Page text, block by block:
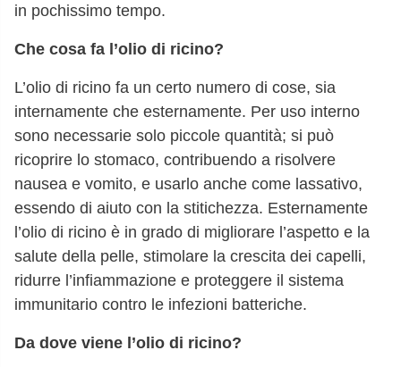
in pochissimo tempo.
Che cosa fa l’olio di ricino?
L’olio di ricino fa un certo numero di cose, sia
internamente che esternamente. Per uso interno
sono necessarie solo piccole quantità; si può
ricoprire lo stomaco, contribuendo a risolvere
nausea e vomito, e usarlo anche come lassativo,
essendo di aiuto con la stitichezza. Esternamente
l’olio di ricino è in grado di migliorare l’aspetto e la
salute della pelle, stimolare la crescita dei capelli,
ridurre l’infiammazione e proteggere il sistema
immunitario contro le infezioni batteriche.
Da dove viene l’olio di ricino?